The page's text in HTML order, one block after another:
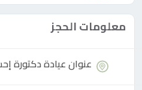
معلومات الحجز
عنوان عيادةدكتورة